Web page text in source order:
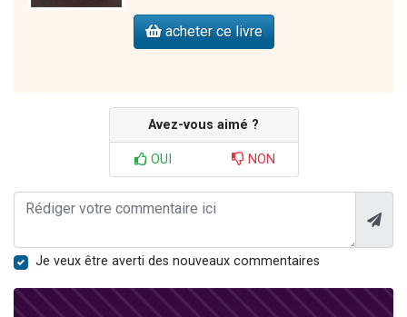
acheter ce livre
Avez-vous aimé ?
OUI NON
Je veux être averti des nouveaux commentaires